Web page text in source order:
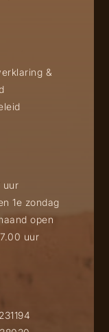
&
uur
1e zondag
open
uur